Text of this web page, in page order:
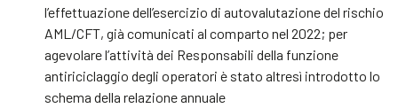
l’effettuazione dell’esercizio di autovalutazione del rischio
AML/CFT, già comunicati al comparto nel 2022; per
agevolare l’attività dei Responsabili della funzione
antiriciclaggio degli operatori è stato altresì introdotto lo
schema della relazione annuale